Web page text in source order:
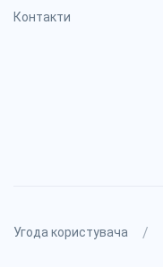
Контакти
Угода користувача /